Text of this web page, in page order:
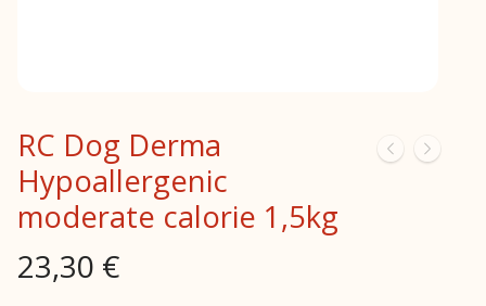
RC Dog Derma
Hypoallergenic
moderate calorie 1,5kg
23,30 €